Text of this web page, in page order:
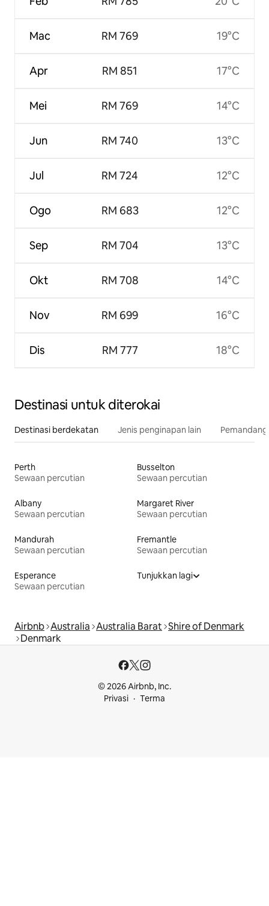
Mac
Apr
Mei
Jun
Jul
Ogo
Sep
Okt
Nov
Dis
RM 769
RM 851
RM 769
RM 740
RM 724
RM 683
RM 704
RM 708
RM 699
RM 777
19°C
17°C
14°C
13°C
12°C
12°C
13°C
14°C
16°C
18°C
Destinasi untuk diterokai
Destinasi berdekatan Jenis penginapan lain
Perth
Sewaan percutian
Busselton
Sewaan percutian
Albany
Sewaan percutian
Margaret River
Sewaan percutian
Mandurah
Sewaan percutian
Fremantle
Sewaan percutian
Esperance
Sewaan percutian
Tunjukkan lagi
Airbnb Australia Australia Barat Shire of Denmark
Denmark
© 2026 Airbnb, Inc.
Privasi
Terma